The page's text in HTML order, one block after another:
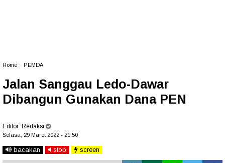
Home PEMDA
Jalan Sanggau Ledo-Dawar
Dibangun Gunakan Dana PEN
Editor: Redaksi
Selasa, 29 Maret 2022 - 21.50
bacakan stop screen